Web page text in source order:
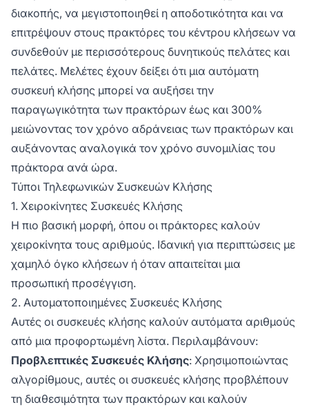
διακοπής, να μεγιστοποιηθεί η αποδοτικότητα και να
επιτρέψουν στους πρακτόρες του κέντρου κλήσεων να
συνδεθούν με περισσότερους δυνητικούς πελάτες και
πελάτες. Μελέτες έχουν δείξει ότι μια αυτόματη
συσκευή κλήσης μπορεί να αυξήσει την
παραγωγικότητα των πρακτόρων έως και 300%
μειώνοντας τον χρόνο αδράνειας των πρακτόρων και
αυξάνοντας αναλογικά τον χρόνο συνομιλίας του
πράκτορα ανά ώρα.
Τύποι Τηλεφωνικών Συσκευών Κλήσης
1. Χειροκίνητες Συσκευές Κλήσης
Η πιο βασική μορφή, όπου οι πράκτορες καλούν
χειροκίνητα τους αριθμούς. Ιδανική για περιπτώσεις με
χαμηλό όγκο κλήσεων ή όταν απαιτείται μια
προσωπική προσέγγιση.
2. Αυτοματοποιημένες Συσκευές Κλήσης
Αυτές οι συσκευές κλήσης καλούν αυτόματα αριθμούς
από μια προφορτωμένη λίστα. Περιλαμβάνουν:
Προβλεπτικές Συσκευές Κλήσης: Χρησιμοποιώντας
αλγορίθμους, αυτές οι συσκευές κλήσης προβλέπουν
τη διαθεσιμότητα των πρακτόρων και καλούν